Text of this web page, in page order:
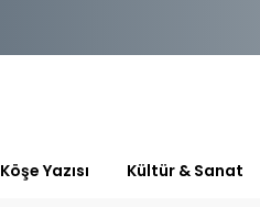
Köşe Yazısı Kültür & Sanat